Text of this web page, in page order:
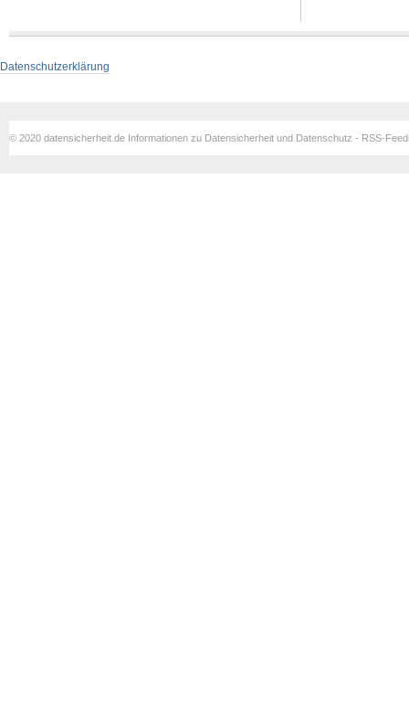
Datenschutzerklärung
© 2020 datensicherheit.de Informationen zu Datensicherheit und Datenschutz - RSS-